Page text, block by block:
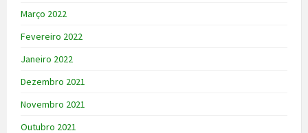
Março 2022
Fevereiro 2022
Janeiro 2022
Dezembro 2021
Novembro 2021
Outubro 2021